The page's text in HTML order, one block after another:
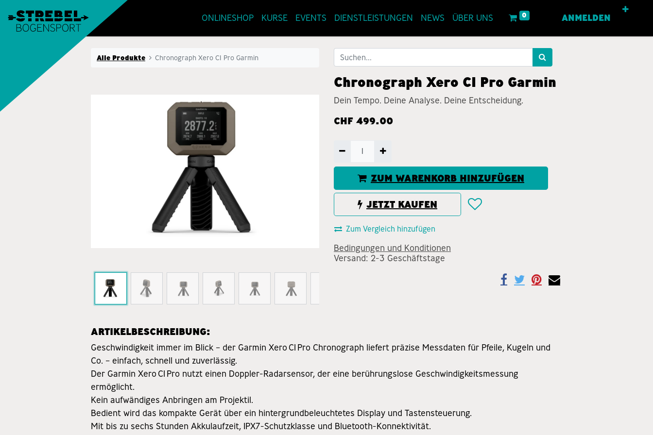
ONLINESHOP KURSE EVENTS DIENSTLEISTUNGEN NEWS ÜBER UNS 0 ANMELDEN
Alle Produkte Chronograph Xero C1 Pro Garmin
Chronograph Xero C1 Pro Garmin
Dein Tempo. Deine Analyse. Deine Entscheidung.
CHF 499.00
ZUM WARENKORB HINZUFÜGEN
JETZT KAUFEN
Zum Vergleich hinzufügen
Bedingungen und Konditionen
Versand: 2-3 Geschäftstage
ARTIKELBESCHREIBUNG:
Geschwindigkeit immer im Blick – der Garmin Xero C1 Pro Chronograph liefert präzise Messdaten für Pfeile, Kugeln und
Co. – einfach, schnell und zuverlässig.
Der Garmin Xero C1 Pro nutzt einen Doppler-Radarsensor, der eine berührungslose Geschwindigkeitsmessung
ermöglicht.
Kein aufwändiges Anbringen am Projektil.
Bedient wird das kompakte Gerät über ein hintergrundbeleuchtetes Display und Tastensteuerung.
Mit bis zu sechs Stunden Akkulaufzeit, IPX7-Schutzklasse und Bluetooth-Konnektivität.